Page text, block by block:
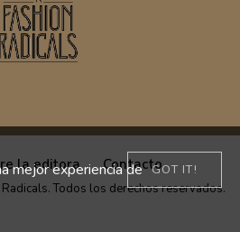
la editora Contacto
Todos los derechos reservados.
GOT IT!
mejor experiencia de